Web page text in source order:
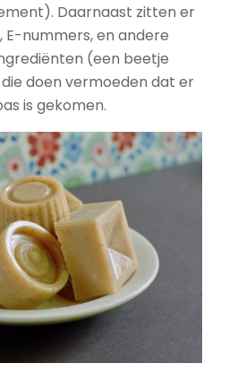
Daarnaast zitten er
nummers, en andere
(een beetje
doen vermoeden dat er
is gekomen.